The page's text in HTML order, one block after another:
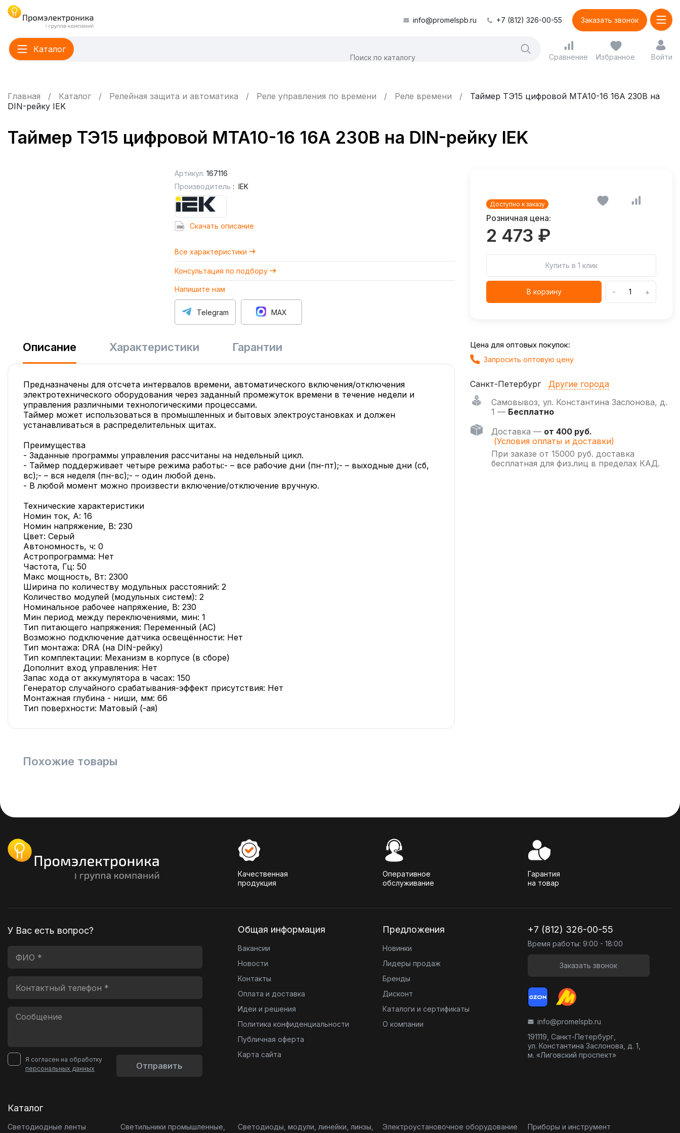
info@promelspb.ru +7 (812) 326-00-55 Заказать звонок
Каталог
Сравнение Избранное Войти
Главная Каталог Релейная защита и автоматика Реле управления по времени Реле времени
Таймер ТЭ15 цифровой MTA10-16 16А 230В на
DIN-рейку IEK
Таймер ТЭ15 цифровой MTA10-16 16А 230В на DIN-рейку IEK
Артикул: 167116
Производитель : IEK
Cкачать описание
Все характеристики
Консультация по подбору
Напишите нам
Telegram MAX
Доступно к заказу
Розничная цена:
2 473 ₽
Купить в 1 клик
В корзину - +
Описание Характеристики Гарантии
Предназначены для отсчета интервалов времени, автоматического включения/отключения
электротехнического оборудования через заданный промежуток времени в течение недели и
управления различными технологическими процессами.
Таймер может использоваться в промышленных и бытовых электроустановках и должен
устанавливаться в распределительных щитах.
Преимущества
- Заданные программы управления рассчитаны на недельный цикл.
- Таймер поддерживает четыре режима работы:- – все рабочие дни (пн-пт);- – выходные дни (сб,
вс);- – вся неделя (пн-вс);- – один любой день.
- В любой момент можно произвести включение/отключение вручную.
Технические характеристики
Номин ток, А: 16
Номин напряжение, В: 230
Цвет: Серый
Автономность, ч: 0
Астропрограмма: Нет
Частота, Гц: 50
Макс мощность, Вт: 2300
Ширина по количеству модульных расстояний: 2
Количество модулей (модульных систем): 2
Номинальное рабочее напряжение, В: 230
Мин период между переключениями, мин: 1
Тип питающего напряжения: Переменный (AC)
Возможно подключение датчика освещённости: Нет
Тип монтажа: DRA (на DIN-рейку)
Тип комплектации: Механизм в корпусе (в сборе)
Дополнит вход управления: Нет
Запас хода от аккумулятора в часах: 150
Генератор случайного срабатывания-эффект присутствия: Нет
Монтажная глубина - ниши, мм: 66
Тип поверхности: Матовый (-ая)
Цена для оптовых покупок:
Запросить оптовую цену
Санкт-Петербург
Другие города
Самовывоз, ул. Константина Заслонова, д.
1 — Бесплатно
Доставка — от 400 руб.
(Условия оплаты и доставки)
При заказе от 15000 руб. доставка
бесплатная для физ.лиц в пределах КАД.
Похожие товары
Качественная
продукция
Оперативное
обслуживание
Гарантия
на товар
У Вас есть вопрос?
Я согласен на обработку
персональных данных
Отправить
Общая информация
Вакансии
Новости
Контакты
Оплата и доставка
Идеи и решения
Политика конфиденциальности
Публичная оферта
Карта сайта
Предложения
Новинки
Лидеры продаж
Бренды
Дисконт
Каталоги и сертификаты
О компании
+7 (812) 326-00-55
Время работы: 9:00 - 18:00
Заказать звонок
info@promelspb.ru
191119, Санкт-Петербург,
ул. Константина Заслонова, д. 1,
м. «Лиговский проспект»
Каталог
Светодиодные ленты
Светильники промышленные,
Светодиоды, модули, линейки, линзы,
Электроустановочное оборудование Приборы и инструмент